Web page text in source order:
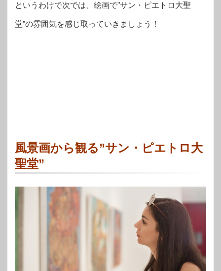
というわけで次では、絵画で”サン・ピエトロ大聖
堂”の雰囲気を感じ取っていきましょう！
風景画から観る”サン・ピエトロ大
聖堂”